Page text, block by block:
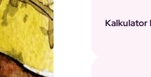
Kalkulator